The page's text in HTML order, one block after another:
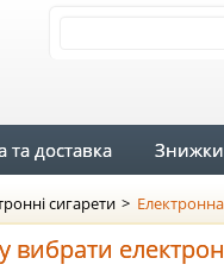
та доставка Знижки
сигарети >
вибрати